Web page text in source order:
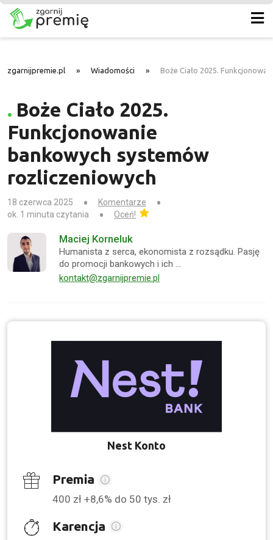
zgarnijpremie.pl » Wiadomości » Boże Ciało 2025.
Boże Ciało 2025.
Funkcjonowanie
bankowych systemów
rozliczeniowych
18 czerwca 2025
Komentarze
ok. 1 minuta czytania
Oceń!
Maciej Korneluk
Humanista z serca, ekonomista z rozsądku. Pasję
do promocji bankowych i ich …
kontakt@zgarnijpremie.pl
Nest Konto
Premia
400 zł +8,6% do 50 tys. zł
Karencja